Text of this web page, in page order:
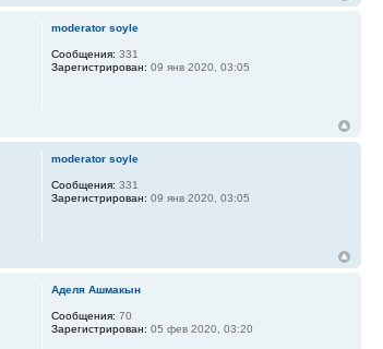
moderator soyle
Сообщения: 331
Зарегистрирован: 09 янв 2020, 03:05
moderator soyle
Сообщения: 331
Зарегистрирован: 09 янв 2020, 03:05
Аделя Ашмакын
Сообщения: 70
Зарегистрирован: 05 фев 2020, 03:20